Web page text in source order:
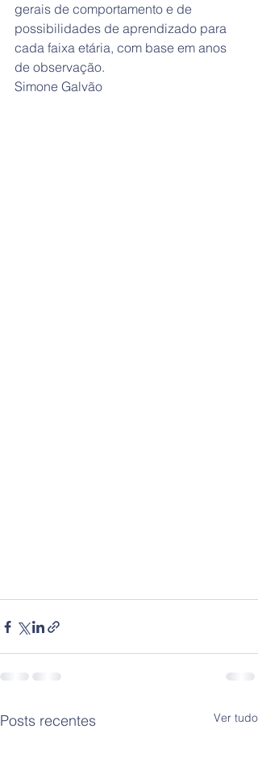
gerais de comportamento e de
possibilidades de aprendizado para
cada faixa etária, com base em anos
de observação.
Simone Galvão
Posts recentes Ver tudo